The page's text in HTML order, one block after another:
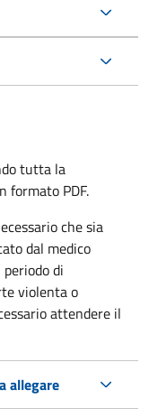
tutta la
formato PDF.
che sia
dal medico
di
violenta o
attendere il
allegare